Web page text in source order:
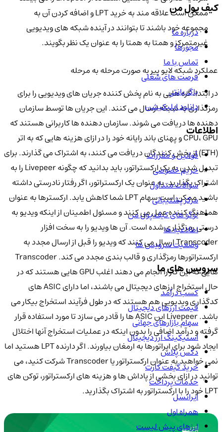
ممکن است علاقه مند به خرید LPT و اضافه کردن آن به
مجموعه خود باشند تا بتوانند در آینده شبکه های ویدیویی
غیرمتمرکز و همتا به همتا را به عنوان یک نظر بگویند.
عملکرد شبکه لایو پیر به صورت مرحله به مرحله
در ابتدا، گره هایی به نام پخش کننده جریان های ویدیویی را برای
رمزگذاری به شبکه ارسال می کنند. این جریان ها توسط سازمان
دهنده ها دریافت می شوند. سازمان دهنده ها کاربرانی هستند که
CPU، GPU و پهنای باند رایانه خود را در ازای هزینه هایی که به اتر
(ETH) از پخش کنندگان دریافت می کنند، به اشتراک می گذارند. برای
تبدیل شدن به یک ارکستراتور، باید بدانید که چگونه Livepeer را به
اشتراک بگذارید. به عنوان یک ارکستراتور، اگر رفتار نادرستی داشته
باشید ممکن است سهام LPT شما کاهش یابد. ارکسترها به عنوان
هماهنگ کننده عمل می کنند و مسئول اطمینان از اینکه ویدیو به
درستی رمزگذاری شده است. آن ها ویدیو را به سخت افزار
Transcoder ارسال می کنند که ویدیو را قبل از ارسال مجدد به
ارکستراتورها رمزگذاری و قالب بندی مجدد می کند. Transcoder
هایی که این کار را انجام می دهند اغلب GPU هایی هستند که در
حال استخراج ارزهای دیجیتال می باشند، اما دارای ASIC های
کدگذاری ویدیویی هم هستند که در طول فرآیند استخراج بیکار می
باشد. Livepeer این ASIC ها را قادر می سازد تا مورد استفاده قرار
گرفته و درآمد اضافی را بدون اینکه در عملیات استخراج آنها اختلال
ایجاد شود برای اپراتورها به ارمغان بیاورند. اگر دارنده LPT هستید اما
نمی خواهید به عنوان ارکستراتور یا Transcoder شرکت کنید، می
توانید در ازای بخشی از پاداش ها و هزینه های ارکستراتور، توکن های
LPT خود را با ارکستراتور به اشتراک بگذارید.
کیف پول من
درباره ما
مجوزها
تماس با ما
فرصت های شغلی
باگ بانتی
دانلود اپلیکیشن
اطلاعات
قوانین و مقررات
حریم خصوصی
سوالات متداول
مرکز پشتیبانی
لوگو های کیف پول من
اطلاعیه ها
وضعیت سرویس ها
سرویس های ما
کسب درآمد
قیمت ارزهای دیجیتال
سهام بازارهای جهانی
استیکینگ ارز دیجیتال
دکس پلاس
خرید گیفت کارت
خدمات پرداخت
ایرانسل
همراه اول
ارزهای پیش لیست